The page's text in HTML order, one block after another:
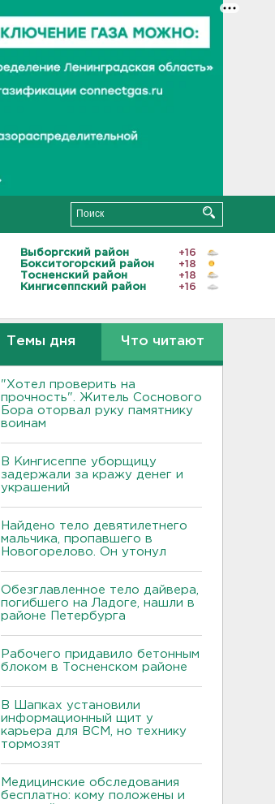
Выборгский район
+16
Бокситогорский район
+18
Тосненский район
+18
Кингисеппский район
+16
Темы дня Что читают
"Хотел проверить на
прочность". Житель Соснового
Бора оторвал руку памятнику
воинам
В Кингисеппе уборщицу
задержали за кражу денег и
украшений
Найдено тело девятилетнего
мальчика, пропавшего в
Новогорелово. Он утонул
Обезглавленное тело дайвера,
погибшего на Ладоге, нашли в
районе Петербурга
Рабочего придавило бетонным
блоком в Тосненском районе
В Шапках установили
информационный щит у
карьера для ВСМ, но технику
тормозят
Медицинские обследования
бесплатно: кому положены и